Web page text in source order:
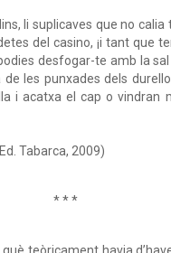
li suplicaves que no
del casino, ¡i tant que
desfogar-te amb la
les punxades dels
i acatxa el cap o vindran
Tabarca, 2009)
* * *
teòricament havia